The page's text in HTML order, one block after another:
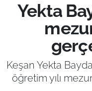
Yekta
Keşan Yekta
öğretim yılı
ASAYİŞ
SİYASET
GÜNDEM
EKONOMİ